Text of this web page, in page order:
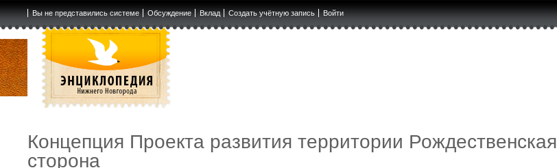
Вы не представились системе Обсуждение Вклад Создать учётную запись Войти
Концепция Проекта развития территории Рождественская
сторона